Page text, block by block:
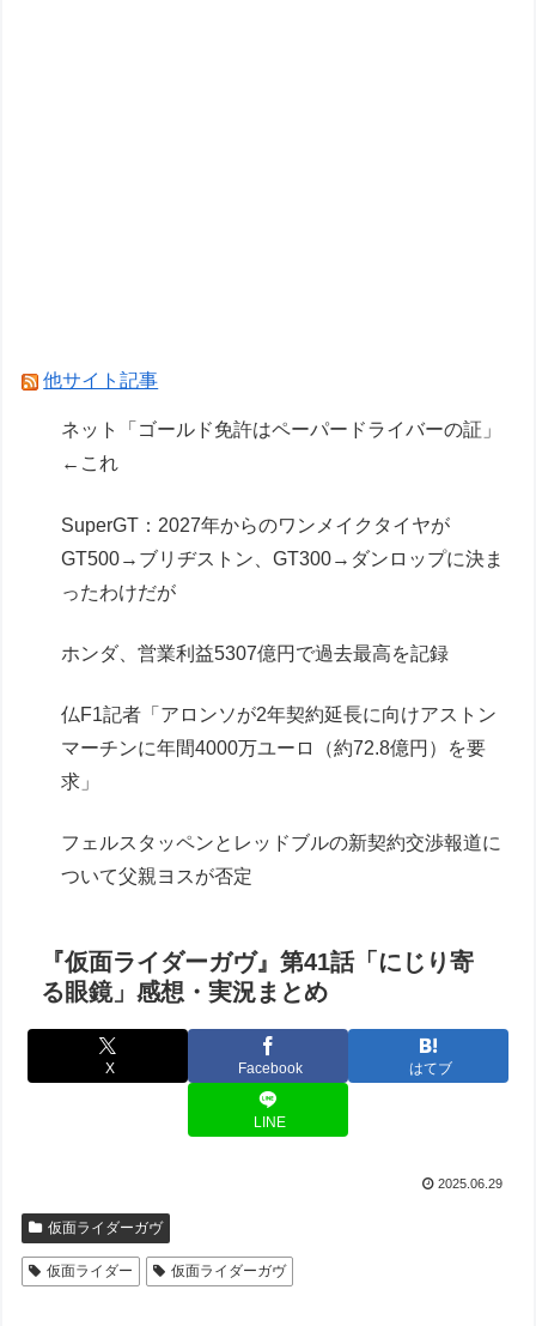
他サイト記事
ネット「ゴールド免許はペーパードライバーの証」
←これ
SuperGT：2027年からのワンメイクタイヤが
GT500→ブリヂストン、GT300→ダンロップに決ま
ったわけだが
ホンダ、営業利益5307億円で過去最高を記録
仏F1記者「アロンソが2年契約延長に向けアストン
マーチンに年間4000万ユーロ（約72.8億円）を要
求」
フェルスタッペンとレッドブルの新契約交渉報道に
ついて父親ヨスが否定
『仮面ライダーガヴ』第41話「にじり寄
る眼鏡」感想・実況まとめ
X Facebook はてブ
LINE
2025.06.29
仮面ライダーガヴ
仮面ライダー 仮面ライダーガヴ